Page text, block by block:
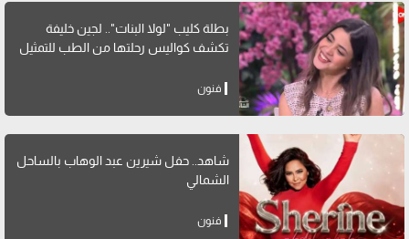
بطلة كليب "لولا البنات".. لجين خليفة
تكشف كواليس رحلتها من الطب للتمثيل
فنون
شاهد.. حفل شيرين عبد الوهاب بالساحل
الشمالي
فنون